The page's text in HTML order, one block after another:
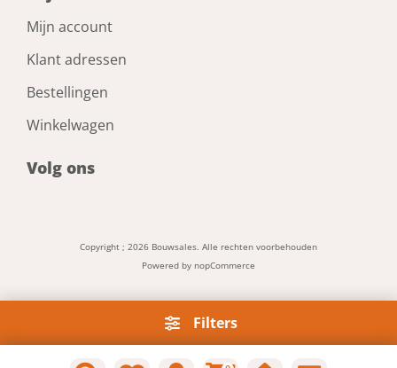
Filters
Mijn account
Klant adressen
Bestellingen
Winkelwagen
Volg ons
Copyright ; 2026 Bouwsales. Alle rechten voorbehouden
Powered by nopCommerce